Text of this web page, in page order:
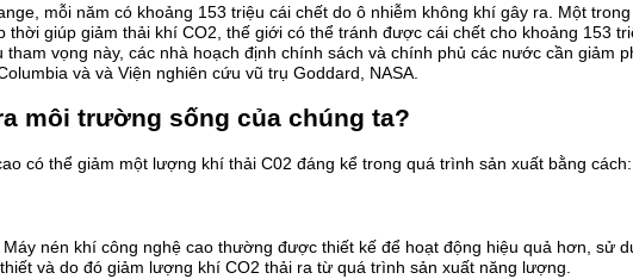
mỗi năm có khoảng 153 triệu cái chết do ô nhiễm không khí gây ra. Một
thời giúp giảm thải khí CO2, thế giới có thể tránh được cái chết cho khoảng 153
vọng này, các nhà hoạch định chính sách và chính phủ các nước cần giảm
và và Viện nghiên cứu vũ trụ Goddard, NASA.
môi trường sống của chúng ta?
có thể giảm một lượng khí thải C02 đáng kể trong quá trình sản xuất bằng cách:
Máy nén khí công nghệ cao thường được thiết kế để hoạt động hiệu quả hơn, sử
và do đó giảm lượng khí CO2 thải ra từ quá trình sản xuất năng lượng.